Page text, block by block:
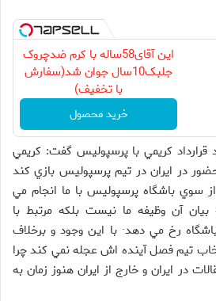
این آقای58ساله با کرم ضدچروک
جلبک10سال جوان شد(سفارش
با تخفیف)
خرید محصول
قرارداد كريمي با پرسپوليس گفت: كريمي
در ايران در تيم پرسپوليس بازي كند
از سوي باشگاه پرسپوليس با ما انجام مي
بيان آن وظيفه ما نيست بلكه مرتبط با
رخ مي دهد· با اين وجود و برخلاف
تيم فصل آينده اش عجله نمي كند چرا
در ايران و خارج از ايران هنوز زمان به